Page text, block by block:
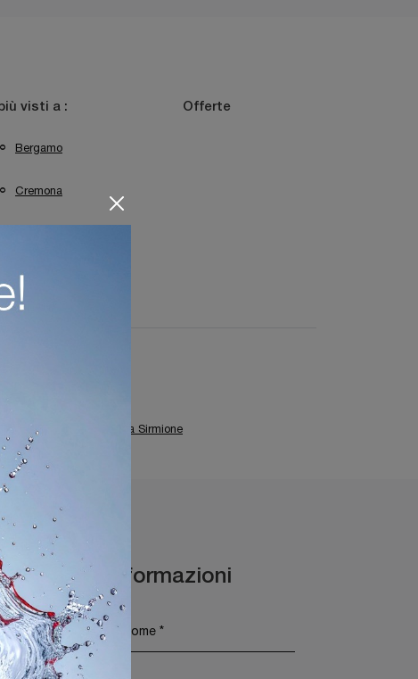
più visti a :
Bergamo
Cremona
Sirmione
Offerte
Tavoli Cattelan Italia Sirmione
Maggiori Informazioni